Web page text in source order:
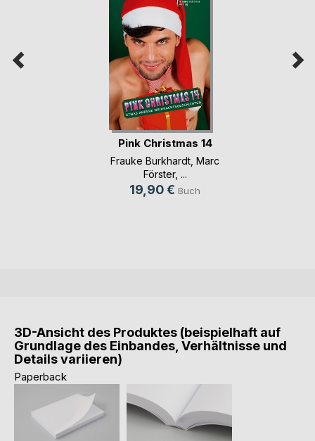
Pink Christmas 14
Frauke Burkhardt Marc
Förster, ...
19,90 € Buch
3D-Ansicht des Produktes (beispielhaft auf
Grundlage des Einbandes, Verhältnisse und
Details variieren)
Paperback